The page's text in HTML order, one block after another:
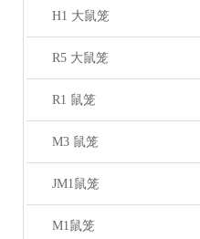
H1 大鼠笼
R5 大鼠笼
R1 鼠笼
M3 鼠笼
JM1鼠笼
M1鼠笼